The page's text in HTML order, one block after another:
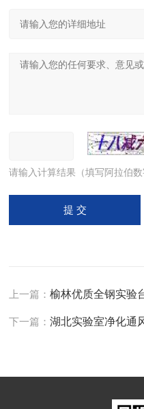
请输入计算结果（填写阿拉伯
上一篇：榆林优质全钢实验
下一篇：湖北实验室净化通